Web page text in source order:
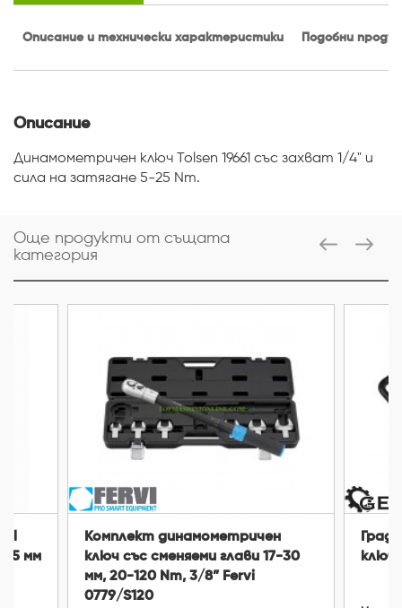
Описание и технически характеристики Подобни
Описание
Динамометричен ключ Tolsen 19661 със захват 1/4" и
сила на затягане 5-25 Nm.
Още продукти от същата
категория
мм
Комплект динамометричен
ключ със сменяеми глави 17-30
мм, 20-120 Nm, 3/8” Fervi
0779/S120
ключ